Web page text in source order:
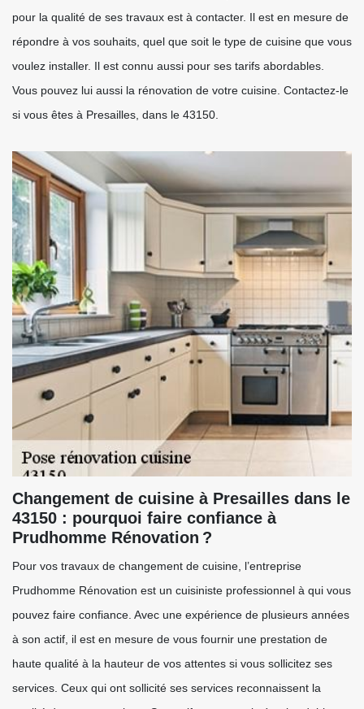
pour la qualité de ses travaux est à contacter. Il est en mesure de
répondre à vos souhaits, quel que soit le type de cuisine que vous
voulez installer. Il est connu aussi pour ses tarifs abordables.
Vous pouvez lui aussi la rénovation de votre cuisine. Contactez-le
si vous êtes à Presailles, dans le 43150.
Changement de cuisine à Presailles dans le
43150 : pourquoi faire confiance à
Prudhomme Rénovation ?
Pour vos travaux de changement de cuisine, l’entreprise
Prudhomme Rénovation est un cuisiniste professionnel à qui vous
pouvez faire confiance. Avec une expérience de plusieurs années
à son actif, il est en mesure de vous fournir une prestation de
haute qualité à la hauteur de vos attentes si vous sollicitez ses
services. Ceux qui ont sollicité ses services reconnaissent la